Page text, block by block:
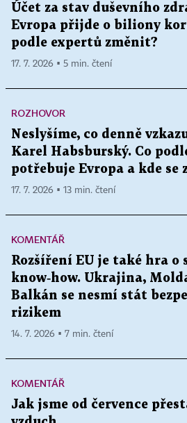
Účet za stav duševního
Evropa přijde o biliony
podle expertů změnit?
17. 7. 2026 ▪ 5 min. čtení
ROZHOVOR
Neslyšíme, co denně
Karel Habsburský. Co
potřebuje Evropa a kde se
17. 7. 2026 ▪ 13 min. čtení
KOMENTÁŘ
Rozšíření EU je také hra o
know‑how. Ukrajina,
Balkán se nesmí stát
rizikem
14. 7. 2026 ▪ 7 min. čtení
KOMENTÁŘ
Jak jsme od července